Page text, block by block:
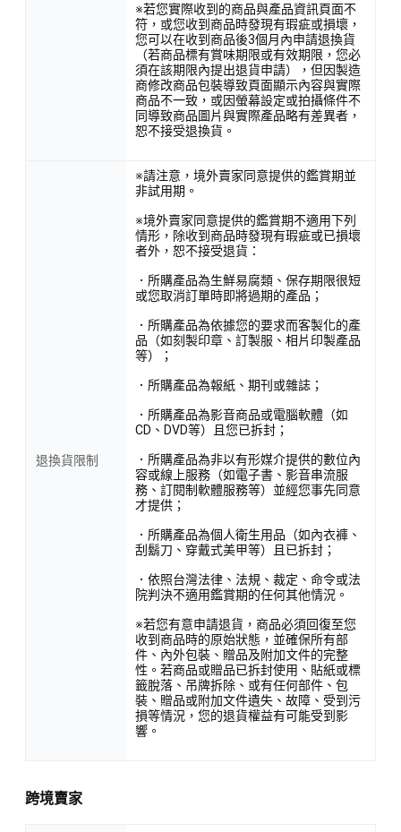
※若您實際收到的商品與產品資訊頁面不
符，或您收到商品時發現有瑕疵或損壞，
您可以在收到商品後3個月內申請退換貨
（若商品標有賞味期限或有效期限，您必
須在該期限內提出退貨申請），但因製造
商修改商品包裝導致頁面顯示內容與實際
商品不一致，或因螢幕設定或拍攝條件不
同導致商品圖片與實際產品略有差異者，
恕不接受退換貨。
退換貨限制
※請注意，境外賣家同意提供的鑑賞期並
非試用期。
※境外賣家同意提供的鑑賞期不適用下列
情形，除收到商品時發現有瑕疵或已損壞
者外，恕不接受退貨：
．所購產品為生鮮易腐類、保存期限很短
或您取消訂單時即將過期的產品；
．所購產品為依據您的要求而客製化的產
品（如刻製印章、訂製服、相片印製產品
等）；
．所購產品為報紙、期刊或雜誌；
．所購產品為影音商品或電腦軟體（如
CD、DVD等）且您已拆封；
．所購產品為非以有形媒介提供的數位內
容或線上服務（如電子書、影音串流服
務、訂閱制軟體服務等）並經您事先同意
才提供；
．所購產品為個人衛生用品（如內衣褲、
刮鬍刀、穿戴式美甲等）且已拆封；
．依照台灣法律、法規、裁定、命令或法
院判決不適用鑑賞期的任何其他情況。
※若您有意申請退貨，商品必須回復至您
收到商品時的原始狀態，並確保所有部
件、內外包裝、贈品及附加文件的完整
性。若商品或贈品已拆封使用、貼紙或標
籤脫落、吊牌拆除、或有任何部件、包
裝、贈品或附加文件遺失、故障、受到污
損等情況，您的退貨權益有可能受到影
響。
跨境賣家